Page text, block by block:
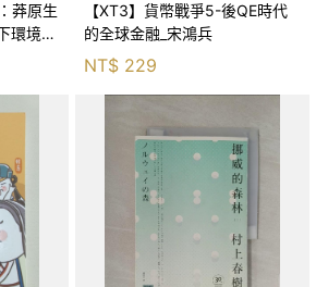
莽原生
環境的
【XT3】貨幣戰爭5-後QE時代
的全球金融_宋鴻兵
NT$ 229